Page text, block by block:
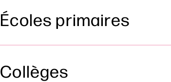
Écoles primaires
Collèges